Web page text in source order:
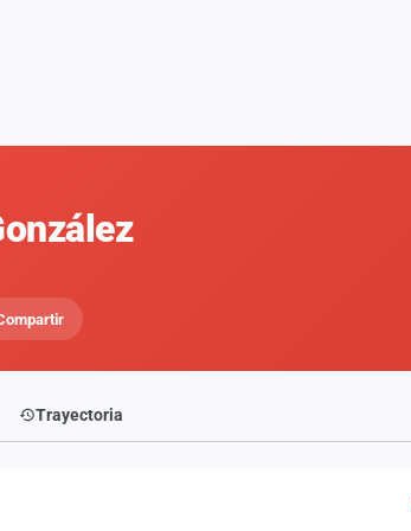
Trayectoria